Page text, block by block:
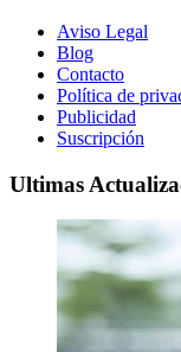
Aviso Legal
Blog
Contacto
Política de
Publicidad
Suscripción
Ultimas